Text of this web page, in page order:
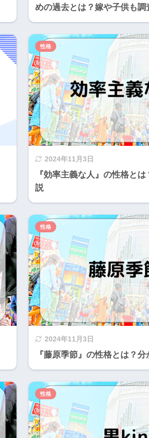
めの過去とは？嫁や子供も調
2024年11月3日
『効率主義な人』の性格と
説
性格
2024年11月3日
『藤原季節』の性格とは？
性格
性格